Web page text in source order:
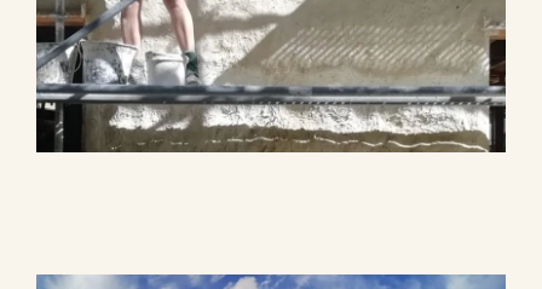
contatti